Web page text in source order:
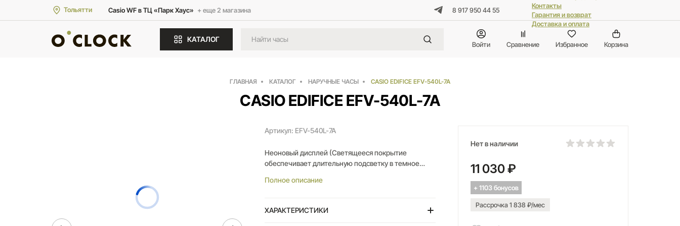
Тольятти Casio WF в ТЦ «Парк Хаус» + еще 2 магазина 8 917 950 44 55
Контакты
Гарантия и возврат
Доставка и оплата
КАТАЛОГ
Войти Сравнение Избранное Корзина
ГЛАВНАЯ КАТАЛОГ НАРУЧНЫЕ ЧАСЫ CASIO EDIFICE EFV-540L-7A
CASIO EDIFICE EFV-540L-7A
Артикул: EFV-540L-7A
Неоновый дисплей (Светящееся покрытие
обеспечивает длительную подсветку в темное
Дисплей с датой (На дисплее отображается
Функция секундомера - 1/10 сек. - 1 час
Полное описание
ХАРАКТЕРИСТИКИ
Нет в наличии
11 030 ₽
+ 1103 бонусов
Рассрочка 1 838 ₽/мес